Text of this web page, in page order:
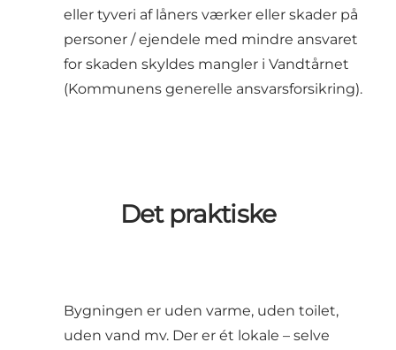
eller tyveri af låners værker eller skader på
personer / ejendele med mindre ansvaret
for skaden skyldes mangler i Vandtårnet
(Kommunens generelle ansvarsforsikring).
Det praktiske
Bygningen er uden varme, uden toilet,
uden vand mv. Der er ét lokale – selve